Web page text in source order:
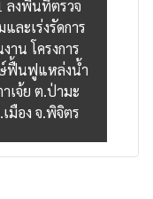
มและเร่งรัดการ
นงาน โครงการ
กษ์ฟื้นฟูแหล่งน้ำ
งข้างโรงเรียน
งถ้ำ ต.ป่ามะคาบ
อง จ.พิจิตร